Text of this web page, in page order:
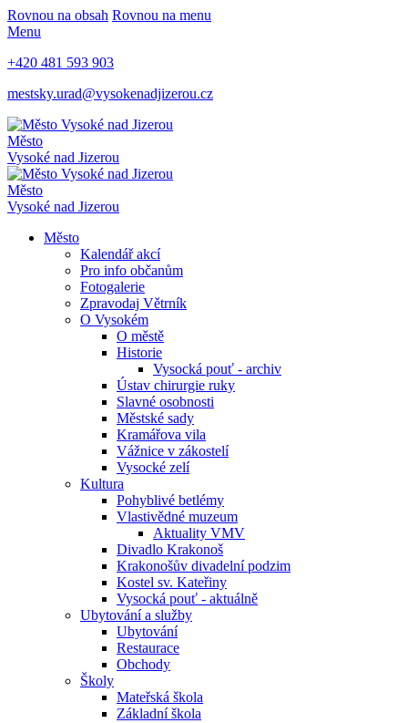
Rovnou na obsah Rovnou na menu
Menu
+420 481 593 903
mestsky.urad@vysokenadjizerou.cz
Město
Vysoké nad Jizerou
Město
Vysoké nad Jizerou
Město
Kalendář akcí
Pro info občanům
Fotogalerie
Zpravodaj Větrník
O Vysokém
O městě
Historie
Vysocká pouť - archiv
Ústav chirurgie ruky
Slavné osobnosti
Městské sady
Kramářova vila
Vážnice v zákostelí
Vysocké zelí
Kultura
Pohyblivé betlémy
Vlastivědné muzeum
Aktuality VMV
Divadlo Krakonoš
Krakonošův divadelní podzim
Kostel sv. Kateřiny
Vysocká pouť - aktuálně
Ubytování a služby
Ubytování
Restaurace
Obchody
Školy
Mateřská škola
Základní škola